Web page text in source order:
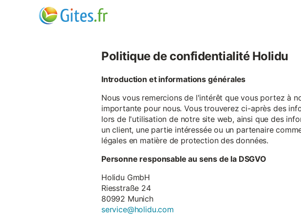
Politique de confidentialité Holidu
Introduction et informations générales
Nous vous remercions de l'intérêt que vous portez à
importante pour nous. Vous trouverez ci-après des
lors de l'utilisation de notre site web, ainsi que des
un client, une partie intéressée ou un partenaire
légales en matière de protection des données.
Personne responsable au sens de la DSGVO
Holidu GmbH
Riesstraße 24
80992 Munich
service@holidu.com